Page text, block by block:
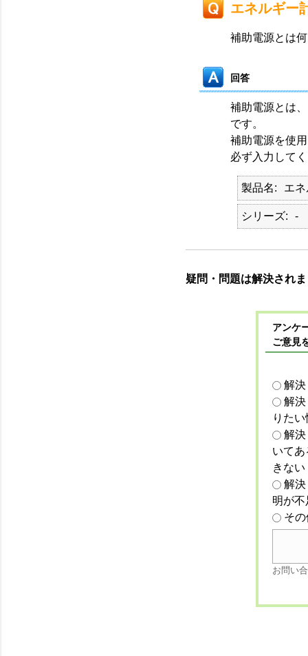
エネルギー
補助電源とは
回答
補助電源とは
です。
補助電源を使
必ず入力して
製品名 エ
シリーズ -
疑問・問題は解決され
アンケ
ご意見
解
解
りた
解
いて
きない
解
明が
そ
お問い